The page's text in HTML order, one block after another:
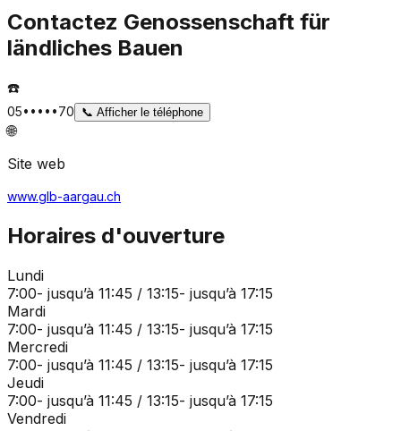
Contactez Genossenschaft für
ländliches Bauen
☎️
05•••••70 📞 Afficher le téléphone
🌐
Site web
www.glb-aargau.ch
Horaires d'ouverture
Lundi
7:00- jusqu’à 11:45 / 13:15- jusqu’à 17:15
Mardi
7:00- jusqu’à 11:45 / 13:15- jusqu’à 17:15
Mercredi
7:00- jusqu’à 11:45 / 13:15- jusqu’à 17:15
Jeudi
7:00- jusqu’à 11:45 / 13:15- jusqu’à 17:15
Vendredi